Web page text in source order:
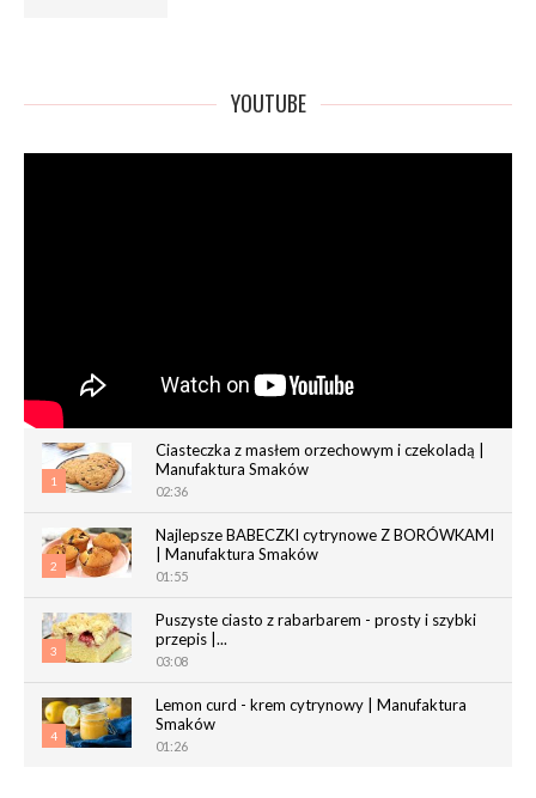
YOUTUBE
1
Ciasteczka z masłem orzechowym i czekoladą |
Manufaktura Smaków
02:36
2
Najlepsze BABECZKI cytrynowe Z BORÓWKAMI
| Manufaktura Smaków
01:55
3
Puszyste ciasto z rabarbarem - prosty i szybki
przepis |...
03:08
4
Lemon curd - krem cytrynowy | Manufaktura
Smaków
01:26